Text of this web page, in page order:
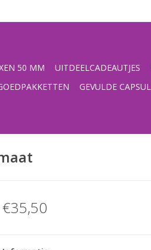
50 MM UITDEELCADEAUTJES
GEVULDE
€35,50